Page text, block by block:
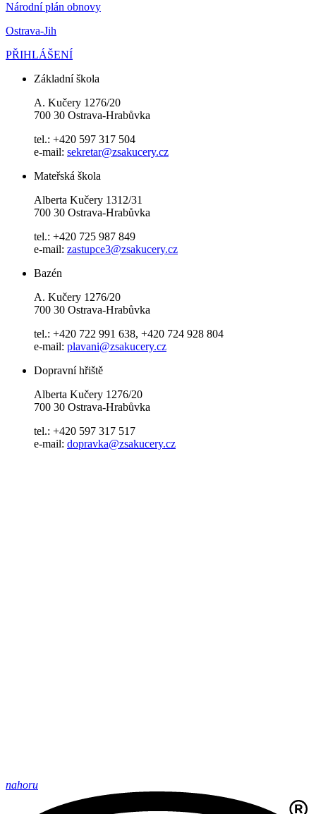
Národní plán obnovy
Ostrava-Jih
PŘIHLÁŠENÍ
Základní škola
A. Kučery 1276/20
700 30 Ostrava-Hrabůvka
tel.: +420 597 317 504
e-mail: sekretar@zsakucery.cz
Mateřská škola
Alberta Kučery 1312/31
700 30 Ostrava-Hrabůvka
tel.: +420 725 987 849
e-mail: zastupce3@zsakucery.cz
Bazén
A. Kučery 1276/20
700 30 Ostrava-Hrabůvka
tel.: +420 722 991 638, +420 724 928 804
e-mail: plavani@zsakucery.cz
Dopravní hřiště
Alberta Kučery 1276/20
700 30 Ostrava-Hrabůvka
tel.: +420 597 317 517
e-mail: dopravka@zsakucery.cz
nahoru